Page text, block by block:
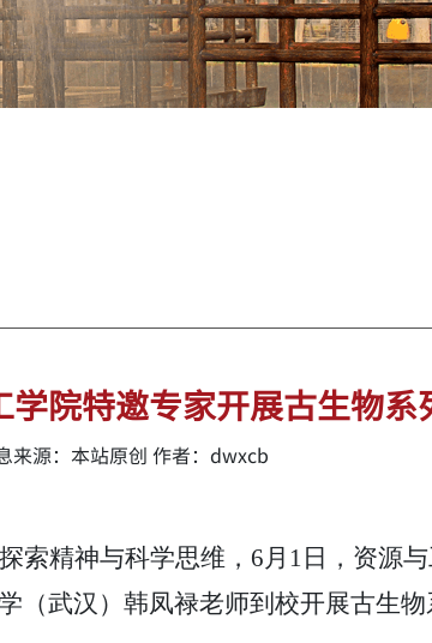
院特邀专家开展古生物系
来源：本站原创 作者：dwxcb
索精神与科学思维， 6月1日，资源
武汉）韩凤禄老师到校开展古生物